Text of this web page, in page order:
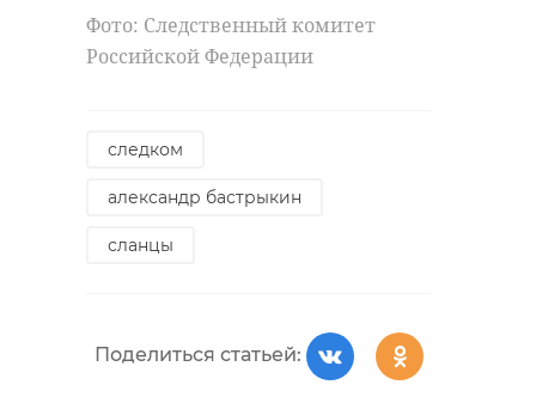
Фото: Следственный комитет
Российской Федерации
следком
александр бастрыкин
сланцы
Поделиться статьей: